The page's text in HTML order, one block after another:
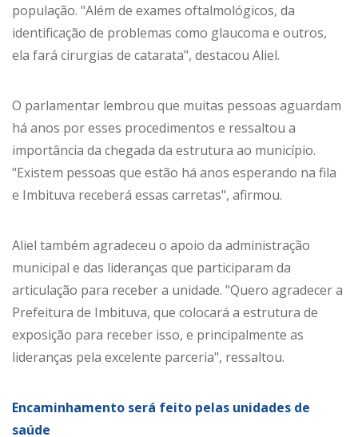
população. "Além de exames oftalmológicos, da
identificação de problemas como glaucoma e outros,
ela fará cirurgias de catarata", destacou Aliel.
O parlamentar lembrou que muitas pessoas aguardam
há anos por esses procedimentos e ressaltou a
importância da chegada da estrutura ao município.
"Existem pessoas que estão há anos esperando na fila
e Imbituva receberá essas carretas", afirmou.
Aliel também agradeceu o apoio da administração
municipal e das lideranças que participaram da
articulação para receber a unidade. "Quero agradecer a
Prefeitura de Imbituva, que colocará a estrutura de
exposição para receber isso, e principalmente as
lideranças pela excelente parceria", ressaltou.
Encaminhamento será feito pelas unidades de
saúde